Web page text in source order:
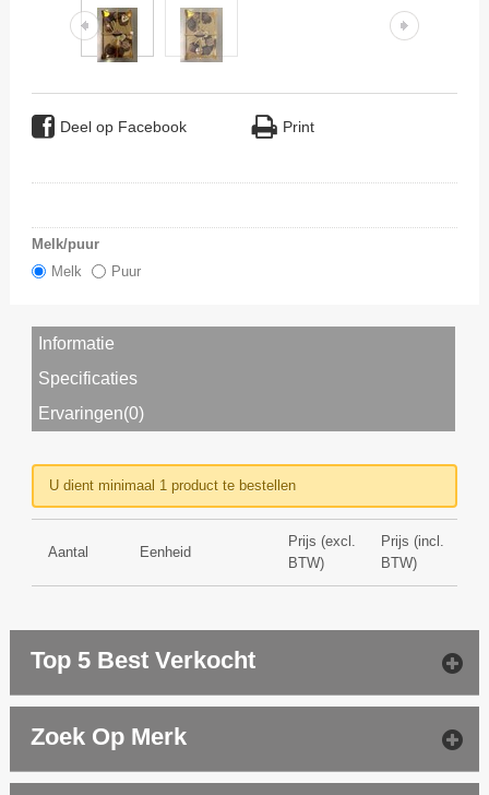
Deel op Facebook Print
Melk/puur
Melk
Puur
Informatie
Specificaties
Ervaringen(0)
U dient minimaal 1 product te bestellen
Aantal Eenheid
Prijs (excl.
BTW)
Prijs (incl.
BTW)
Top 5 Best Verkocht
Zoek Op Merk